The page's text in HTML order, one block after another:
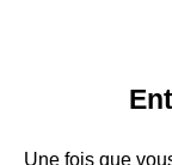
Une fois que